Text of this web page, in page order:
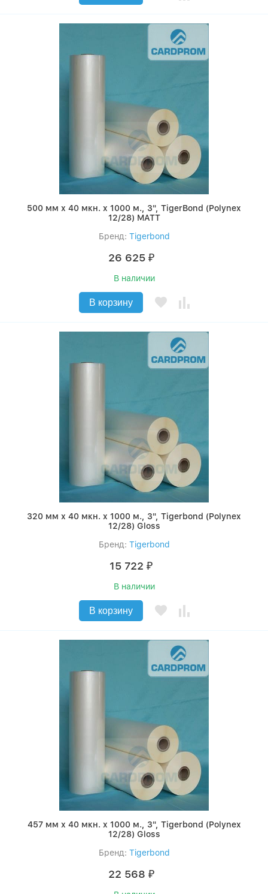
500 мм x 40 мкн. x 1000 м., 3", TigerBond (Polynex
12/28) MATT
Бренд: Tigerbond
26 625 ₽
В наличии
В корзину
320 мм x 40 мкн. x 1000 м., 3", Tigerbond (Polynex
12/28) Gloss
Бренд: Tigerbond
15 722 ₽
В наличии
В корзину
457 мм x 40 мкн. x 1000 м., 3", Tigerbond (Polynex
12/28) Gloss
Бренд: Tigerbond
22 568 ₽